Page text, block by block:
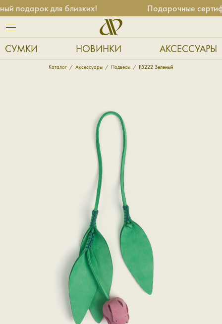
подарок для близких! Подарочные
СУМКИ НОВИНКИ АКСЕССУАРЫ
Каталог Аксессуары Подвесы P5222 Зеленый